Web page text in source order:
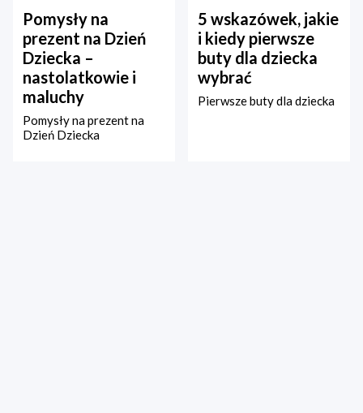
Pomysły na
prezent na Dzień
Dziecka –
nastolatkowie i
maluchy
Pomysły na prezent na
Dzień Dziecka
5 wskazówek, jakie
i kiedy pierwsze
buty dla dziecka
wybrać
Pierwsze buty dla dziecka